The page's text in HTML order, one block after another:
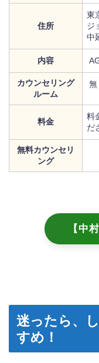
住所
東
ジ
中
内容
カウンセリング
ルーム
無
料金
料
だ
無料カウンセリ
ング
【中
迷ったら、
すめ！